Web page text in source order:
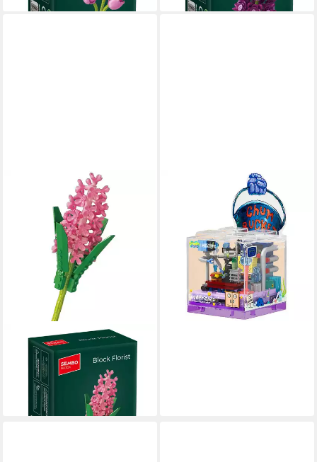
SEMBO
601282 - Hyazinthe (Sembo)
Spielbausteine
7,95 €
lieferbar - in 4-5 Werktagen bei dir
AB0051 - Labor inkl. Vitrine
(Sembo) Spielbausteine
32,95 €
lieferbar - in 4-5 Werktagen bei dir